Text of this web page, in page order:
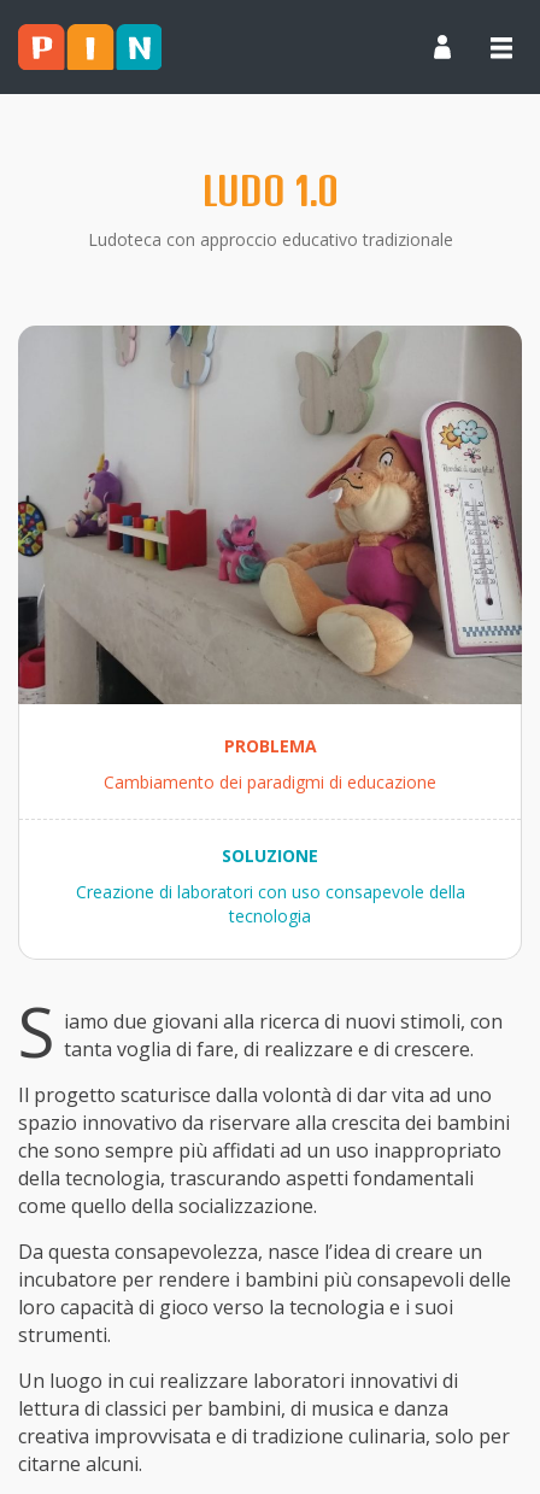
LUDO 1.0
Ludoteca con approccio educativo tradizionale
PROBLEMA
Cambiamento dei paradigmi di educazione
SOLUZIONE
Creazione di laboratori con uso consapevole della
tecnologia
S iamo due giovani alla ricerca di nuovi stimoli, con
tanta voglia di fare, di realizzare e di crescere.
Il progetto scaturisce dalla volontà di dar vita ad uno
spazio innovativo da riservare alla crescita dei bambini
che sono sempre più affidati ad un uso inappropriato
della tecnologia, trascurando aspetti fondamentali
come quello della socializzazione.
Da questa consapevolezza, nasce l’idea di creare un
incubatore per rendere i bambini più consapevoli delle
loro capacità di gioco verso la tecnologia e i suoi
strumenti.
Un luogo in cui realizzare laboratori innovativi di
lettura di classici per bambini, di musica e danza
creativa improvvisata e di tradizione culinaria, solo per
citarne alcuni.